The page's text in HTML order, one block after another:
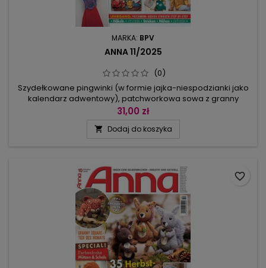
MARKA: BPV
ANNA 11/2025
(0)
Szydełkowane pingwinki (w formie jajka-niespodzianki jako
kalendarz adwentowy), patchworkowa sowa z granny
squares, świąteczny pociąg z amigurumi, chatka z piernika to
choinki, bombki ze sznurka oraz haftowane obrazki z
31,00 zł
 Dodaj do koszyka
favorite_border